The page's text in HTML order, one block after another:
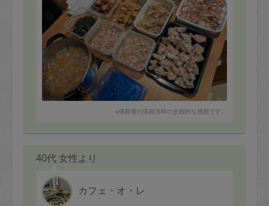
■豚の角煮と煮卵
■新玉ねぎのサラダ
■焼き鳥（ねぎま）
■小松菜と卵の炒め物
■ほうれん草のおひたし
■豚汁
※依頼者の依頼当時の主観的な感想です。
40代 女性より
カフェ・オ・レ